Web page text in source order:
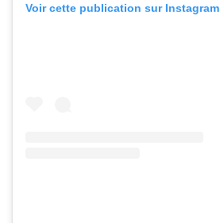
Voir cette publication sur Instagram